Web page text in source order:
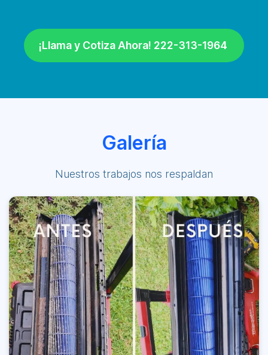
¡Llama y Cotiza Ahora! 222-313-1964
Galería
Nuestros trabajos nos respaldan